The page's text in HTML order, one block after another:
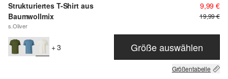
Strukturiertes T-Shirt aus
Baumwollmix
s.Oliver
9,99 €
19,99 €
+ 3 Größe auswählen
Größentabelle